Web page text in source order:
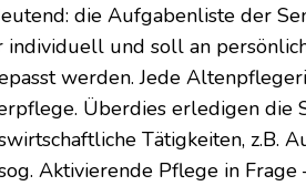
die Aufgabenliste der
individuell und soll an
werden. Jede
Überdies erledigen die
Tätigkeiten, z.B.
Aktivierende Pflege in